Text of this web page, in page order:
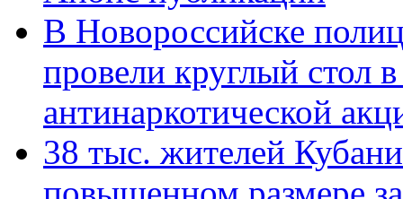
В Новороссийске
провели круглый стол
антинаркотической
38 тыс. жителей